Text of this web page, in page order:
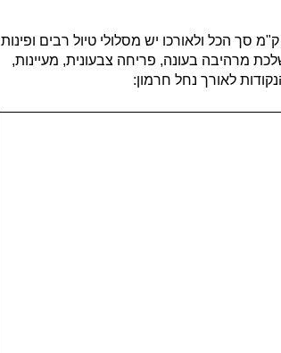
נחל החרמון, המוכר גם בשמו הבניאס, הוא אחד הנחלים המפורסמים ביותר בישראל והוא אחד ממקורות הירדן. אורכו 9 ק"מ סך הכל ולאורכו יש מסלולי טיול רבים ופינות
מרהיבה בעונה, פריחה צבעונית, מעיינות,
לאורך נחל חרמון: